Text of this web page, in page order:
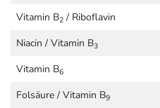
Vitamin B2 / Riboflavin
Niacin / Vitamin B3
Vitamin B6
Folsäure / Vitamin B9